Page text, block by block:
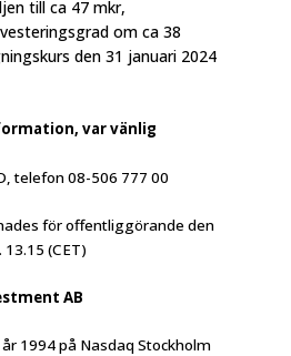
till ca 47 mkr,
om ca 38
den 31 januari 2024
var vänlig
telefon 08-506 777 00
för offentliggörande den
(CET)
AB
1994 på Nasdaq Stockholm